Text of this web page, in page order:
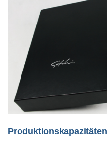
Produktionskapazitäten